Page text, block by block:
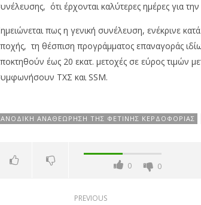
ότι έρχονται καλύτερες ημέρες για την
πως η γενική συνέλευση, ενέκρινε
τη θέσπιση προγράμματος επαναγοράς
έως 20 εκατ. μετοχές σε εύρος τιμών
ΤΧΣ και SSM.
ΑΝΟΔΙΚΉ ΑΝΑΘΕΏΡΗΣΗ ΤΗΣ ΦΕΤΙΝΉΣ ΚΕΡΔΟΦΟΡΊΑΣ
0 0
PREVIOUS